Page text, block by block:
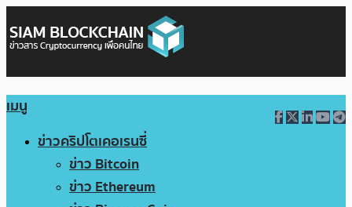
เมนู
ข่าวคริปโตเคอเรนซี่
ข่าว Bitcoin
ข่าว Ethereum